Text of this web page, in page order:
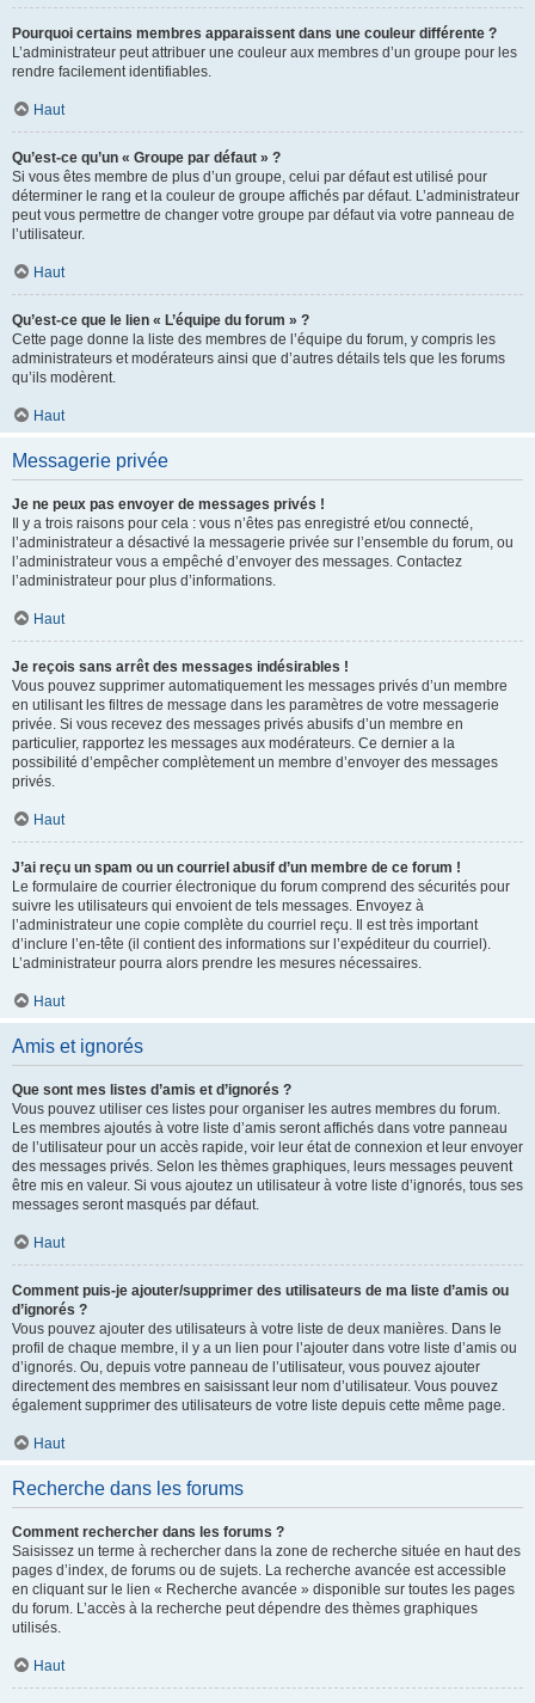
Pourquoi certains membres apparaissent dans une couleur différente ?
L’administrateur peut attribuer une couleur aux membres d’un groupe pour les
rendre facilement identifiables.
Haut
Qu’est-ce qu’un « Groupe par défaut » ?
Si vous êtes membre de plus d’un groupe, celui par défaut est utilisé pour
déterminer le rang et la couleur de groupe affichés par défaut. L’administrateur
peut vous permettre de changer votre groupe par défaut via votre panneau de
l’utilisateur.
Haut
Qu’est-ce que le lien « L’équipe du forum » ?
Cette page donne la liste des membres de l’équipe du forum, y compris les
administrateurs et modérateurs ainsi que d’autres détails tels que les forums
qu’ils modèrent.
Haut
Messagerie privée
Je ne peux pas envoyer de messages privés !
Il y a trois raisons pour cela : vous n’êtes pas enregistré et/ou connecté,
l’administrateur a désactivé la messagerie privée sur l’ensemble du forum, ou
l’administrateur vous a empêché d’envoyer des messages. Contactez
l’administrateur pour plus d’informations.
Haut
Je reçois sans arrêt des messages indésirables !
Vous pouvez supprimer automatiquement les messages privés d’un membre
en utilisant les filtres de message dans les paramètres de votre messagerie
privée. Si vous recevez des messages privés abusifs d’un membre en
particulier, rapportez les messages aux modérateurs. Ce dernier a la
possibilité d’empêcher complètement un membre d’envoyer des messages
privés.
Haut
J’ai reçu un spam ou un courriel abusif d’un membre de ce forum !
Le formulaire de courrier électronique du forum comprend des sécurités pour
suivre les utilisateurs qui envoient de tels messages. Envoyez à
l’administrateur une copie complète du courriel reçu. Il est très important
d’inclure l’en-tête (il contient des informations sur l’expéditeur du courriel).
L’administrateur pourra alors prendre les mesures nécessaires.
Haut
Amis et ignorés
Que sont mes listes d’amis et d’ignorés ?
Vous pouvez utiliser ces listes pour organiser les autres membres du forum.
Les membres ajoutés à votre liste d’amis seront affichés dans votre panneau
de l’utilisateur pour un accès rapide, voir leur état de connexion et leur envoyer
des messages privés. Selon les thèmes graphiques, leurs messages peuvent
être mis en valeur. Si vous ajoutez un utilisateur à votre liste d’ignorés, tous ses
messages seront masqués par défaut.
Haut
Comment puis-je ajouter/supprimer des utilisateurs de ma liste d’amis ou
d’ignorés ?
Vous pouvez ajouter des utilisateurs à votre liste de deux manières. Dans le
profil de chaque membre, il y a un lien pour l’ajouter dans votre liste d’amis ou
d’ignorés. Ou, depuis votre panneau de l’utilisateur, vous pouvez ajouter
directement des membres en saisissant leur nom d’utilisateur. Vous pouvez
également supprimer des utilisateurs de votre liste depuis cette même page.
Haut
Recherche dans les forums
Comment rechercher dans les forums ?
Saisissez un terme à rechercher dans la zone de recherche située en haut des
pages d’index, de forums ou de sujets. La recherche avancée est accessible
en cliquant sur le lien « Recherche avancée » disponible sur toutes les pages
du forum. L’accès à la recherche peut dépendre des thèmes graphiques
utilisés.
Haut